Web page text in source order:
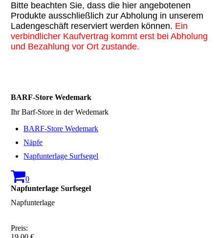
Bitte beachten Sie, dass die hier angebotenen
Produkte ausschließlich zur Abholung in unserem
Ladengeschäft reserviert werden können. Ein
verbindlicher Kaufvertrag kommt erst bei Abholung
und Bezahlung vor Ort zustande.
BARF-Store Wedemark
Ihr Barf-Store in der Wedemark
BARF-Store Wedemark
Näpfe
Napfunterlage Surfsegel
0
Napfunterlage Surfsegel
Napfunterlage
Preis: